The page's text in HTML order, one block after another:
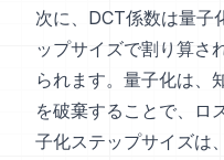
次に、DCT係数は量子
ップサイズで割り算さ
られます。量子化は、
を破棄することで、ロ
子化ステップサイズは